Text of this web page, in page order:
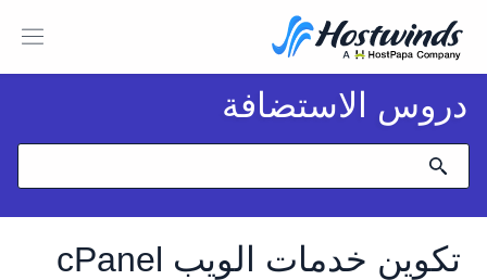
دروس الاستضافة
تكوين خدمات الويب cPanel